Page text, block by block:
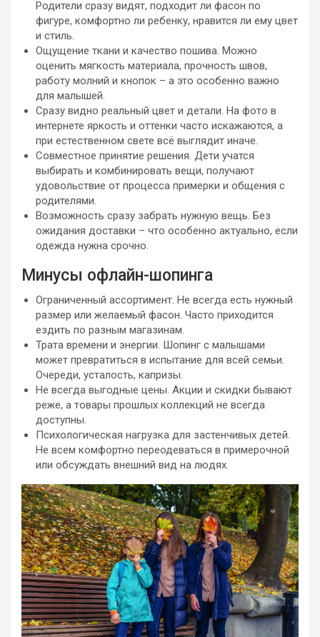
Родители сразу видят, подходит ли фасон по
фигуре, комфортно ли ребенку, нравится ли ему цвет
и стиль.
Ощущение ткани и качество пошива. Можно
оценить мягкость материала, прочность швов,
работу молний и кнопок – а это особенно важно
для малышей.
Сразу видно реальный цвет и детали. На фото в
интернете яркость и оттенки часто искажаются, а
при естественном свете всё выглядит иначе.
Совместное принятие решения. Дети учатся
выбирать и комбинировать вещи, получают
удовольствие от процесса примерки и общения с
родителями.
Возможность сразу забрать нужную вещь. Без
ожидания доставки – что особенно актуально, если
одежда нужна срочно.
Минусы офлайн-шопинга
Ограниченный ассортимент. Не всегда есть нужный
размер или желаемый фасон. Часто приходится
ездить по разным магазинам.
Трата времени и энергии. Шопинг с малышами
может превратиться в испытание для всей семьи.
Очереди, усталость, капризы.
Не всегда выгодные цены. Акции и скидки бывают
реже, а товары прошлых коллекций не всегда
доступны.
Психологическая нагрузка для застенчивых детей.
Не всем комфортно переодеваться в примерочной
или обсуждать внешний вид на людях.